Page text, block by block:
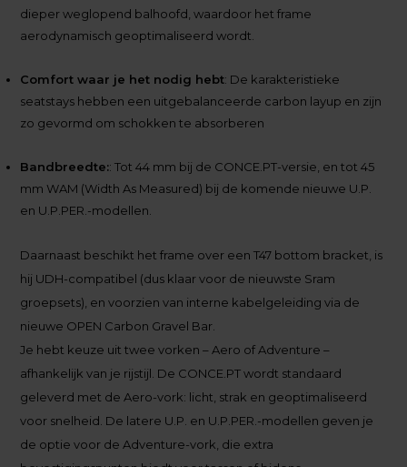
dieper weglopend balhoofd, waardoor het frame
aerodynamisch geoptimaliseerd wordt.
Comfort waar je het nodig hebt: De karakteristieke
seatstays hebben een uitgebalanceerde carbon layup en zijn
zo gevormd om schokken te absorberen
Bandbreedte:: Tot 44 mm bij de CONCE.PT-versie, en tot 45
mm WAM (Width As Measured) bij de komende nieuwe U.P.
en U.P.PER.-modellen.
Daarnaast beschikt het frame over een T47 bottom bracket, is
hij UDH-compatibel (dus klaar voor de nieuwste Sram
groepsets), en voorzien van interne kabelgeleiding via de
nieuwe OPEN Carbon Gravel Bar.
Je hebt keuze uit twee vorken – Aero of Adventure –
afhankelijk van je rijstijl. De CONCE.PT wordt standaard
geleverd met de Aero-vork: licht, strak en geoptimaliseerd
voor snelheid. De latere U.P. en U.P.PER.-modellen geven je
de optie voor de Adventure-vork, die extra